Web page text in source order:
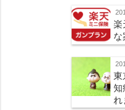
楽
な
東
知
れ